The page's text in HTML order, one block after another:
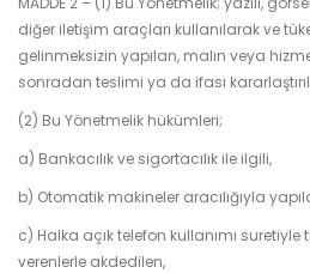
diğer iletişim araçları kullanılarak ve
gelinmeksizin yapılan, malın veya
sonradan teslimi ya da ifası
(2) Bu Yönetmelik hükümleri;
a) Bankacılık ve sigortacılık ile ilgili,
b) Otomatik makineler aracılığıyla
c) Halka açık telefon kullanımı
verenlerle akdedilen,